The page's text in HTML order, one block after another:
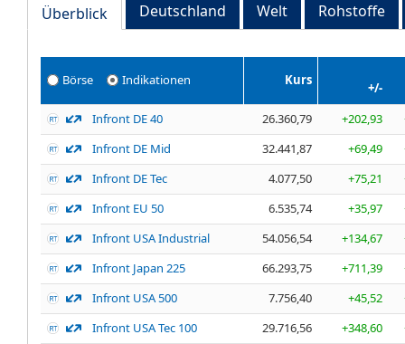
Überblick Deutschland Welt Rohstoffe
Börse Indikationen Kurs
+/-
Infront DE 40
26.360,79 +202,93
Infront DE Mid
32.441,87 +69,49
Infront DE Tec
4.077,50 +75,21
Infront EU 50
6.535,74 +35,97
Infront USA Industrial
54.056,54 +134,67
Infront Japan 225
66.293,75 +711,39
Infront USA 500
7.756,40 +45,52
Infront USA Tec 100
29.716,56 +348,60